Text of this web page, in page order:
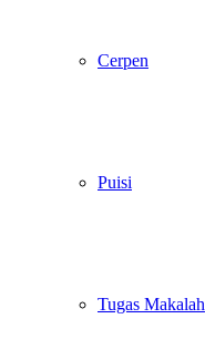
Cerpen
Puisi
Tugas Makalah